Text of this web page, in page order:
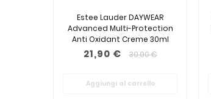
Estee Lauder DAYWEAR
Advanced Multi-Protection
Anti Oxidant Creme 30ml
21,90 € 30,00 €
Aggiungi al carrello